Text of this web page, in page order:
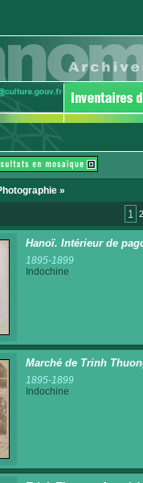
»
1 2
Hanoï. Intérieur de
1895-1899
Indochine
Marché de Trinh
1895-1899
Indochine